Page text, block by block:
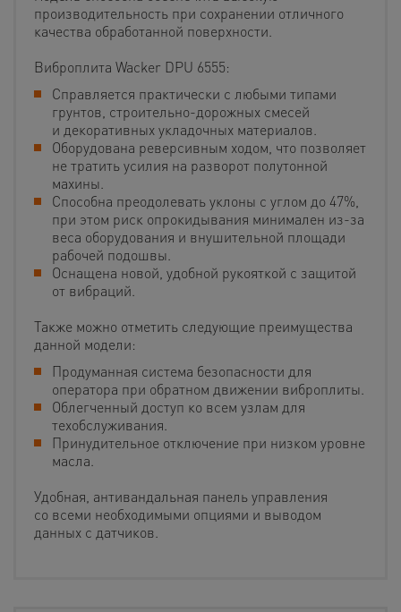
производительность при сохранении отличного
качества обработанной поверхности.
Виброплита Wacker DPU 6555:
Справляется практически с любыми типами
грунтов, строительно-дорожных смесей
и декоративных укладочных материалов.
Оборудована реверсивным ходом, что позволяет
не тратить усилия на разворот полутонной
махины.
Способна преодолевать уклоны с углом до 47%,
при этом риск опрокидывания минимален из-за
веса оборудования и внушительной площади
рабочей подошвы.
Оснащена новой, удобной рукояткой с защитой
от вибраций.
Также можно отметить следующие преимущества
данной модели:
Продуманная система безопасности для
оператора при обратном движении виброплиты.
Облегченный доступ ко всем узлам для
техобслуживания.
Принудительное отключение при низком уровне
масла.
Удобная, антивандальная панель управления
со всеми необходимыми опциями и выводом
данных с датчиков.